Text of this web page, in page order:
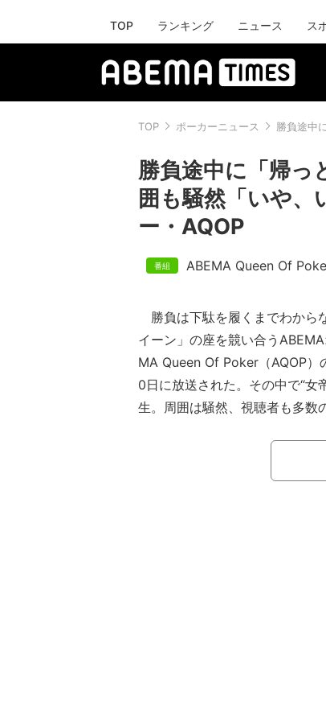
TOP ランキング ニュース ス
TOP ポーカーニュース 勝負途中
勝負途中に「帰っ
囲も騒然「いや、
ー・AQOP
ABEMA Queen Of
勝負は下駄を履くまでわから
イーン」の座を競い合う
MA Queen Of Poker（AQOP
0日に放送された。その中で“女
生。周囲は騒然、視聴者も多数
【映像】テーブルから突然いな